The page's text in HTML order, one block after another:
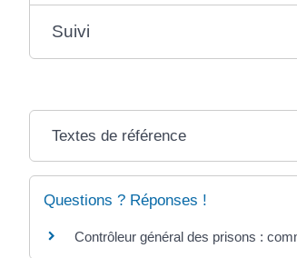
Suivi
Textes de référence
Questions ? Réponses !
Contrôleur général des prisons :